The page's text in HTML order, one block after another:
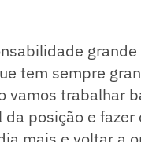
tem sempre
vamos trabalhar
da posição e fazer